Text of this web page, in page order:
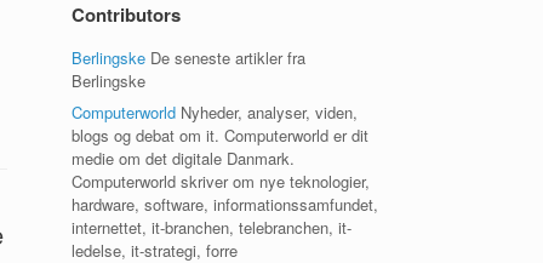
Contributors
Berlingske De seneste artikler fra
Berlingske
Computerworld Nyheder, analyser, viden,
blogs og debat om it. Computerworld er dit
medie om det digitale Danmark.
Computerworld skriver om nye teknologier,
hardware, software, informationssamfundet,
internettet, it-branchen, telebranchen, it-
ledelse, it-strategi, forre